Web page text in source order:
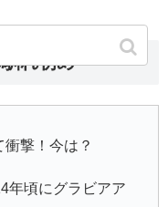
れ初め
撃！今は？
年頃にグラビアア